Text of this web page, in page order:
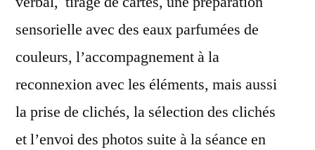
sensorielle avec des eaux parfumées de
couleurs, l’accompagnement à la
reconnexion avec les éléments, mais aussi
la prise de clichés, la sélection des clichés
et l’envoi des photos suite à la séance en